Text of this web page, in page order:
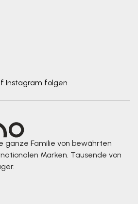
Instagram folgen
ganze Familie von bewährten
Marken. Tausende von